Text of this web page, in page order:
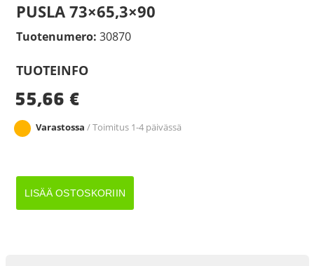
PUSLA 73×65,3×90
Tuotenumero: 30870
TUOTEINFO
55,66 €
Varastossa / Toimitus 1-4 päivässä
PUSLA
73x65,3x90
LISÄÄ OSTOSKORIIN